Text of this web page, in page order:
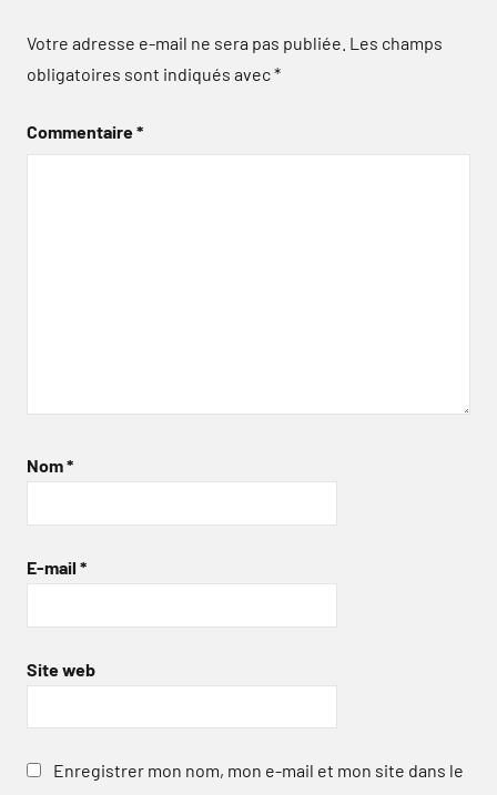
Votre adresse e-mail ne sera pas publiée. Les champs
obligatoires sont indiqués avec*
Commentaire*
Nom*
E-mail *
Site web
Enregistrer mon nom, mon e-mail et mon site dans le